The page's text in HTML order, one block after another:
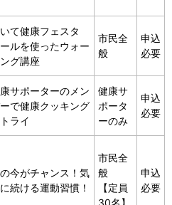
て健康フェスタ
ルを使ったウォー
グ講座
市民全
般
申込
必要
サポーターのメン
で健康クッキング
ライ
健康サ
ポータ
ーのみ
申込
必要
今がチャンス！気
続ける運動習慣！
市民全
般
【定員
30名】
申込
必要